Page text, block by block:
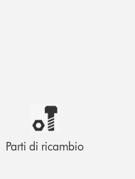
Parti di ricambio